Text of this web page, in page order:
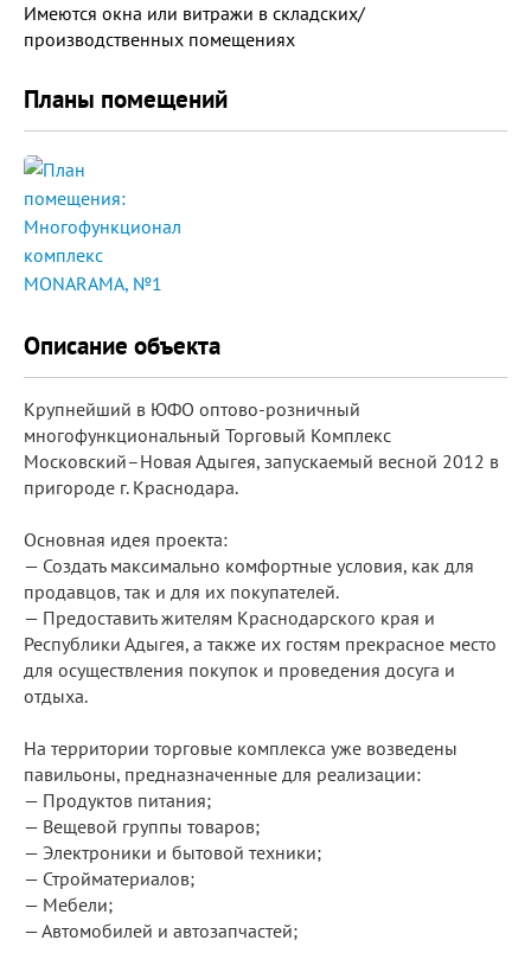
Имеются окна или витражи в складских/
производственных помещениях
Планы помещений
Описание объекта
Крупнейший в ЮФО оптово-розничный
многофункциональный Торговый Комплекс
Московский–Новая Адыгея, запускаемый весной 2012 в
пригороде г. Краснодара.
Основная идея проекта:
— Создать максимально комфортные условия, как для
продавцов, так и для их покупателей.
— Предоставить жителям Краснодарского края и
Республики Адыгея, а также их гостям прекрасное место
для осуществления покупок и проведения досуга и
отдыха.
На территории торговые комплекса уже возведены
павильоны, предназначенные для реализации:
— Продуктов питания;
— Вещевой группы товаров;
— Электроники и бытовой техники;
— Стройматериалов;
— Мебели;
— Автомобилей и автозапчастей;